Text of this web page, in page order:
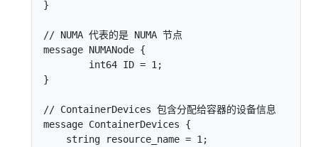
}
// NUMA 代表的是 NUMA 节点
message NUMANode {
        int64 ID = 1;
}
// ContainerDevices 包含分配给容器的设备信息
message ContainerDevices {
    string resource_name = 1;